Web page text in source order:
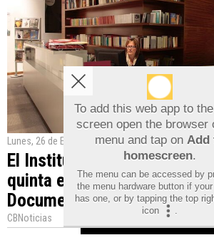
Lunes, 26 de Enero de 2026
El Instituto Juan Gil-Albert
quinta edición de los
Documental Alicantino DOCS
CBNoticias
To add this web app to
screen open the browser
menu and tap on Add
homescreen.
The menu can be accessed by
the menu hardware button if
has one, or by tapping the top
icon
.
Aviso sobre el Uso de
Utilizamos cookies nuestras y de
funcionamiento del digital.
cookies y como desconectarlas.
Privacidad y Cookies
Aceptar Cookies